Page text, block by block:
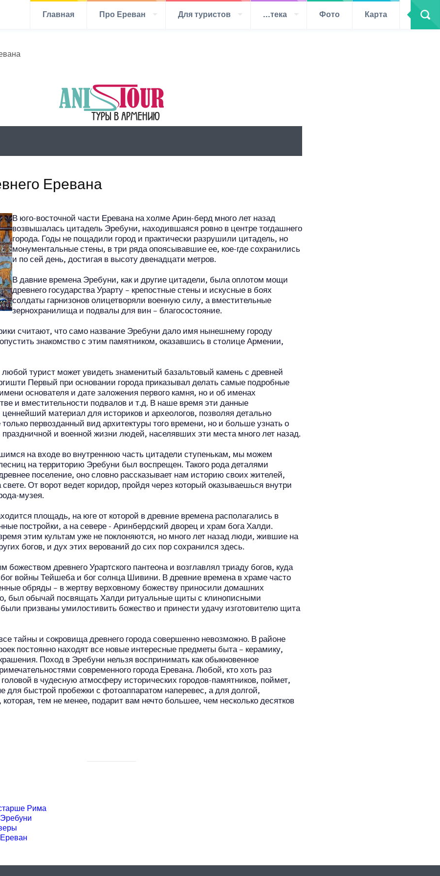
Главная Про Ереван Для туристов ...тека Фото Карта
Еревана
В юго-восточной части Еревана на холме Арин-берд много лет назад
возвышалась цитадель Эребуни, находившаяся ровно в центре тогдашнего
города. Годы не пощадили город и практически разрушили цитадель, но
монументальные стены, в три ряда опоясывавшие ее, кое-где сохранились
и по сей день, достигая в высоту двенадцати метров.
В давние времена Эребуни, как и другие цитадели, была оплотом мощи
древнего государства Урарту – крепостные стены и искусные в боях
солдаты гарнизонов олицетворяли военную силу, а вместительные
зернохранилища и подвалы для вин – благосостояние.
считают, что само название Эребуни дало имя нынешнему городу
знакомство с этим памятником, оказавшись в столице Армении,
турист может увидеть знаменитый базальтовый камень с древней
Первый при основании города приказывал делать самые подробные
основателя и дате заложения первого камня, но и об именах
и вместительности подвалов и т.д. В наше время эти данные
материал для историков и археологов, позволяя детально
только первозданный вид архитектуры того времени, но и больше узнать о
и военной жизни людей, населявших эти места много лет назад.
на входе во внутреннюю часть цитадели ступенькам, мы можем
на территорию Эребуни был воспрещен. Такого рода деталями
поселение, оно словно рассказывает нам историю своих жителей,
свете. От ворот ведет коридор, пройдя через который оказываешься внутри
музея.
площадь, на юге от которой в древние времена располагались в
постройки, а на севере - Аринбердский дворец и храм бога Халди.
этим культам уже не поклоняются, но много лет назад люди, жившие на
богов, и дух этих верований до сих пор сохранился здесь.
древнего Урартского пантеона и возглавлял триаду богов, куда
войны Тейшеба и бог солнца Шивини. В древние времена в храме часто
обряды – в жертву верховному божеству приносили домашних
был обычай посвящать Халди ритуальные щиты с клинописными
призваны умилостивить божество и принести удачу изготовителю щита
тайны и сокровища древнего города совершенно невозможно. В районе
постоянно находят все новые интересные предметы быта – керамику,
Поход в Эребуни нельзя воспринимать как обыкновенное
современного города Еревана. Любой, кто хоть раз
в чудесную атмосферу исторических городов-памятников, поймет,
для быстрой пробежки с фотоаппаратом наперевес, а для долгой,
тем не менее, подарит вам нечто большее, чем несколько десятков
Рима